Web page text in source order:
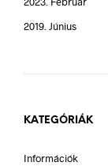
2019. Június
KATEGÓRIÁK
Információk